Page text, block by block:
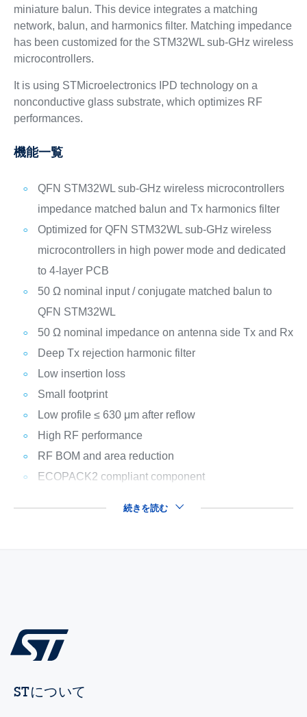
miniature balun. This device integrates a matching
network, balun, and harmonics filter. Matching impedance
has been customized for the STM32WL sub-GHz wireless
microcontrollers.
It is using STMicroelectronics IPD technology on a
nonconductive glass substrate, which optimizes RF
performances.
機能一覧
QFN STM32WL sub-GHz wireless microcontrollers
impedance matched balun and Tx harmonics filter
Optimized for QFN STM32WL sub-GHz wireless
microcontrollers in high power mode and dedicated
to 4-layer PCB
50 Ω nominal input / conjugate matched balun to
QFN STM32WL
50 Ω nominal impedance on antenna side Tx and Rx
Deep Tx rejection harmonic filter
Low insertion loss
Small footprint
Low profile ≤ 630 μm after reflow
High RF performance
RF BOM and area reduction
ECOPACK2 compliant component
続きを読む
STについて